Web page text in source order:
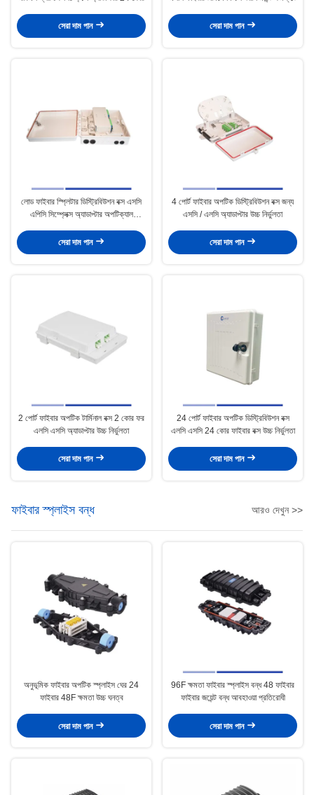
সেরা দাম পান সেরা দাম পান
লোড ফাইবার স্প্লিটার ডিস্ট্রিবিউশন বক্স এসসি
এপিসি সিম্প্লেক্স অ্যাডাপ্টার অপটিক্যাল
সেরা দাম পান
4 পোর্ট ফাইবার অপটিক ডিস্ট্রিবিউশন বক্স জন্য
এসসি / এলসি অ্যাডাপ্টার উচ্চ নির্ভুলতা
সেরা দাম পান
2 পোর্ট ফাইবার অপটিক টার্মিনাল বক্স 2 কোর ফর
এলসি এসসি অ্যাডাপ্টার উচ্চ নির্ভুলতা
সেরা দাম পান
24 পোর্ট ফাইবার অপটিক ডিস্ট্রিবিউশন বক্স
এলসি এসসি 24 কোর ফাইবার বক্স উচ্চ নির্ভুলতা
সেরা দাম পান
ফাইবার স্প্লাইস বন্ধ আরও দেখুন >>
অনুভূমিক ফাইবার অপটিক স্প্লাইস ঘের 24
ফাইবার 48F ক্ষমতা উচ্চ ঘনত্ব
সেরা দাম পান
96F ক্ষমতা ফাইবার স্প্লাইস বন্ধ 48 ফাইবার
ফাইবার জয়েন্ট বন্ধ আবহাওয়া প্রতিরোধী
সেরা দাম পান